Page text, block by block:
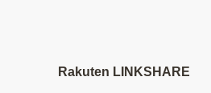
Rakuten LINKSHARE